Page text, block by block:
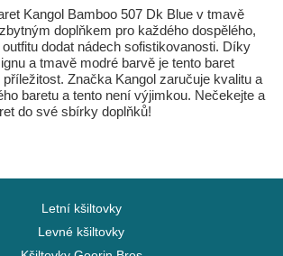
Kangol Bamboo 507 Dk Blue v tmavě
doplňkem pro každého dospělého,
dodat nádech sofistikovanosti. Díky
a tmavě modré barvě je tento baret
Značka Kangol zaručuje kvalitu a
baretu a tento není výjimkou. Nečekejte a
do své sbírky doplňků!
Letní kšiltovky
Levné kšiltovky